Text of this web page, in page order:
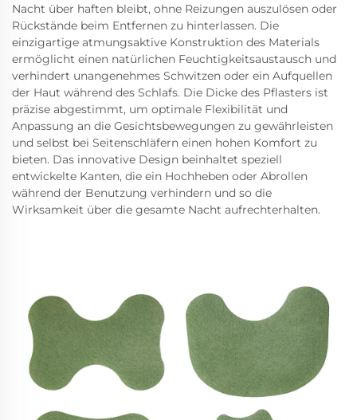
Nacht über haften bleibt, ohne Reizungen auszulösen oder
Rückstände beim Entfernen zu hinterlassen. Die
einzigartige atmungsaktive Konstruktion des Materials
ermöglicht einen natürlichen Feuchtigkeitsaustausch und
verhindert unangenehmes Schwitzen oder ein Aufquellen
der Haut während des Schlafs. Die Dicke des Pflasters ist
präzise abgestimmt, um optimale Flexibilität und
Anpassung an die Gesichtsbewegungen zu gewährleisten
und selbst bei Seitenschläfern einen hohen Komfort zu
bieten. Das innovative Design beinhaltet speziell
entwickelte Kanten, die ein Hochheben oder Abrollen
während der Benutzung verhindern und so die
Wirksamkeit über die gesamte Nacht aufrechterhalten.